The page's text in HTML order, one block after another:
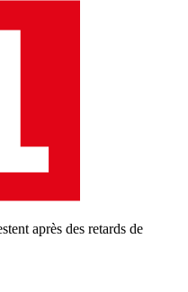
après des retards de